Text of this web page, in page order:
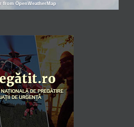
from OpenWeatherMap